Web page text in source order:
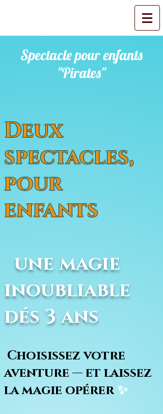
Spectacle pour enfants
"Pirates"
Deux
spectacles,
pour
enfants
une magie
inoubliable
dés 3 ans
Choisissez votre
aventure — et laissez
la magie opérer✨